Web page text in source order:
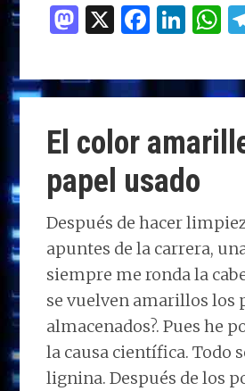
M
to
d
o
n
X F
ce
b
o
o
k
Li
k
e
dI
n
s
A
p
El color
papel usado
Después de hacer
apuntes de la carrera,
siempre me ronda la
se vuelven amarillos los
almacenados?. Pues he
la causa científica. Todo
lignina. Después de los